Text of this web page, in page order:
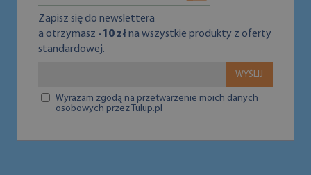
Zapisz się do newslettera
a otrzymasz -10 złna wszystkie produkty z oferty
standardowej.
WYŚLIJ
Wyrażam zgodą na przetwarzenie moich danych
osobowych przez Tulup.pl